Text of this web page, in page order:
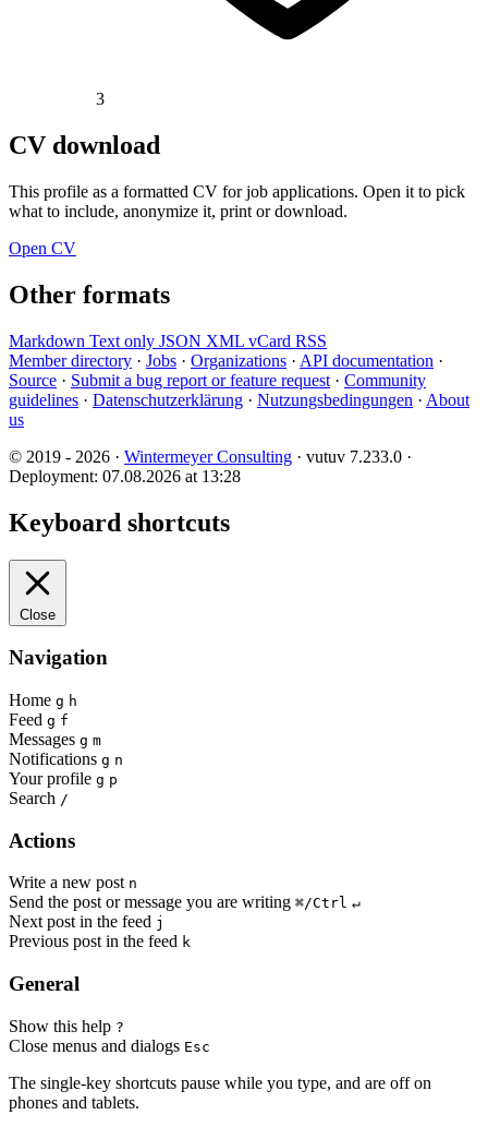
3
CV download
This profile as a formatted CV for job applications. Open it to pick
what to include, anonymize it, print or download.
Open CV
Other formats
Markdown Text only JSON XML vCard RSS
Member directory · Jobs · Organizations · API documentation ·
Source · Submit a bug report or feature request · Community
guidelines · Datenschutzerklärung · Nutzungsbedingungen · About
us
© 2019 - 2026 · Wintermeyer Consulting · vutuv 7.233.0 ·
Deployment: 07.08.2026 at 13:28
Keyboard shortcuts
Close
Navigation
Home g h
Feed g f
Messages g m
Notifications g n
Your profile g p
Search /
Actions
Write a new post n
Send the post or message you are writing ⌘/Ctrl ↵
Next post in the feed j
Previous post in the feed k
General
Show this help ?
Close menus and dialogs Esc
The single-key shortcuts pause while you type, and are off on
phones and tablets.